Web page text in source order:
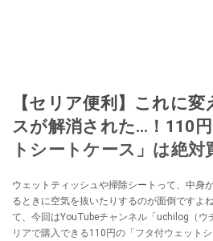
【セリア便利】これに
スが解消された…！110
トシートケース」は絶対
ウェットティッシュや掃除シートって、中身
るときに空気を抜いたりするのが面倒ですよ
て、今回はYouTubeチャンネル「uchilog（ウ
リアで購入できる110円の「フタ付ウェット